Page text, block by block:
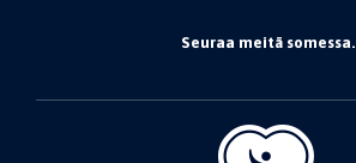
Seuraa meitä somessa.